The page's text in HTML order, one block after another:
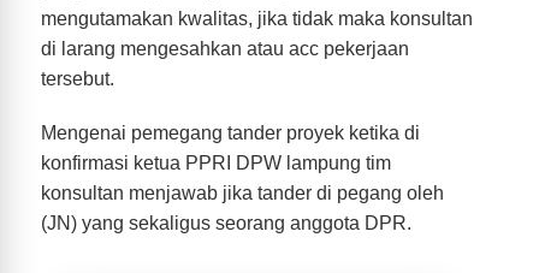
mengutamakan kwalitas, jika tidak maka konsultan
di larang mengesahkan atau acc pekerjaan
tersebut.
Mengenai pemegang tander proyek ketika di
konfirmasi ketua PPRI DPW lampung tim
konsultan menjawab jika tander di pegang oleh
(JN) yang sekaligus seorang anggota DPR.